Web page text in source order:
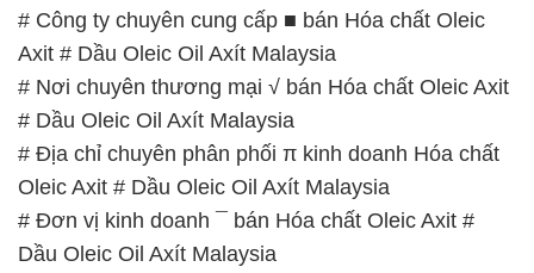
# Công ty chuyên cung cấp ■ bán Hóa chất Oleic
Axit # Dầu Oleic Oil Axít Malaysia
# Nơi chuyên thương mại √ bán Hóa chất Oleic Axit
# Dầu Oleic Oil Axít Malaysia
# Địa chỉ chuyên phân phối π kinh doanh Hóa chất
Oleic Axit # Dầu Oleic Oil Axít Malaysia
# Đơn vị kinh doanh ¯ bán Hóa chất Oleic Axit #
Dầu Oleic Oil Axít Malaysia